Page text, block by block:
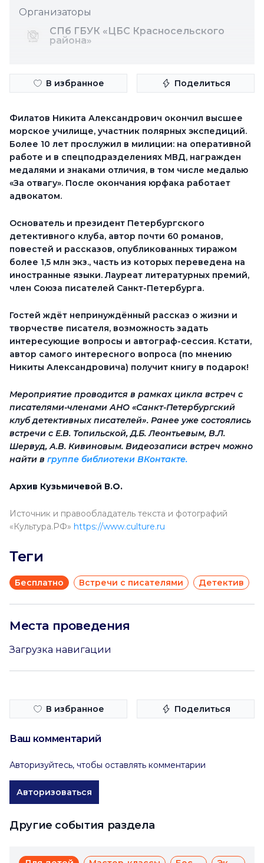
Организаторы
СПб ГБУК «ЦБС Красносельского
района»
В избранное Поделиться
Филатов Никита Александрович окончил высшее
морское училище, участник полярных экспедиций.
Более 10 лет прослужил в милиции: на оперативной
работе и в спецподразделениях МВД, награжден
медалями и знаками отличия, в том числе медалью
«За отвагу». После окончания юрфака работает
адвокатом.
Основатель и президент Петербургского
детективного клуба, автор почти 60 романов,
повестей и рассказов, опубликованных тиражом
более 1,5 млн экз., часть из которых переведена на
иностранные языки. Лауреат литературных премий,
член Союза писателей Санкт-Петербурга.
Гостей ждёт непринуждённый рассказ о жизни и
творчестве писателя, возможность задать
интересующие вопросы и автограф-сессия. Кстати,
автор самого интересного вопроса (по мнению
Никиты Александровича) получит книгу в подарок!
Мероприятие проводится в рамках цикла встреч с
писателями-членами АНО «Санкт-Петербургский
клуб детективных писателей». Ранее уже состоялись
встречи с Е.В. Топильской, Д.Б. Леонтьевым, В.Л.
Шервуд, А.В. Кивиновым. Видеозаписи встреч можно
найти в группе библиотеки ВКонтакте.
Архив Кузьмичевой В.О.
Источник и правообладатель текста и фотографий
«Культура.РФ» https://www.culture.ru
Теги
Бесплатно Встречи с писателями Детектив
Места проведения
Загрузка навигации
В избранное Поделиться
Ваш комментарий
Авторизуйтесь, чтобы оставлять комментарии
Авторизоваться
Другие события раздела